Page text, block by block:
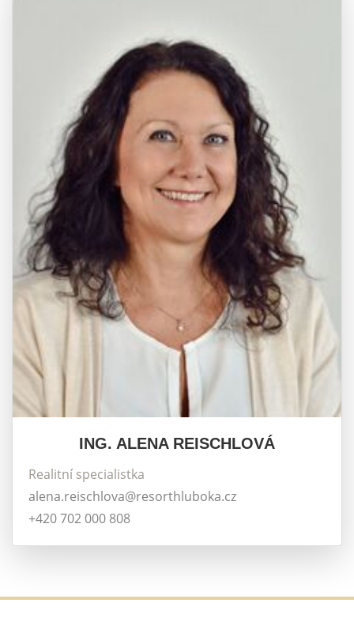
ING. ALENA REISCHLOVÁ
Realitní specialistka
alena.reischlova@resorthluboka.cz
+420 702 000 808